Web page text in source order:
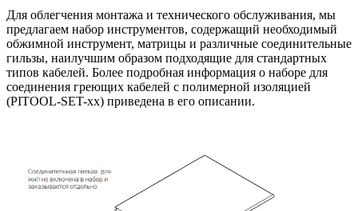
Для облегчения монтажа и технического обслуживания, мы
предлагаем набор инструментов, содержащий необходимый
обжимной инструмент, матрицы и различные соединительные
гильзы, наилучшим образом подходящие для стандартных
типов кабелей. Более подробная информация о наборе для
соединения греющих кабелей с полимерной изоляцией
(PITOOL-SET-xx) приведена в его описании.